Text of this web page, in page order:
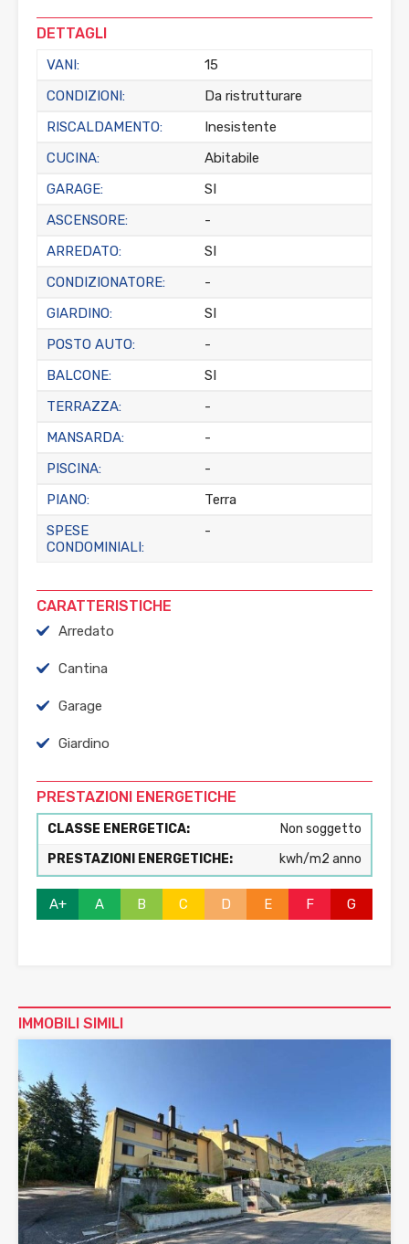
DETTAGLI
VANI:
15
CONDIZIONI:
Da ristrutturare
RISCALDAMENTO:
Inesistente
CUCINA:
Abitabile
GARAGE:
SI
ASCENSORE:
-
ARREDATO:
SI
CONDIZIONATORE:
-
GIARDINO:
SI
POSTO AUTO:
-
BALCONE:
SI
TERRAZZA:
-
MANSARDA:
-
PISCINA:
-
PIANO:
Terra
SPESE
CONDOMINIALI:
-
CARATTERISTICHE
Arredato
Cantina
Garage
Giardino
PRESTAZIONI ENERGETICHE
CLASSE ENERGETICA:
Non soggetto
PRESTAZIONI ENERGETICHE:
kwh/m2 anno
A+ A B C D E F G
IMMOBILI SIMILI